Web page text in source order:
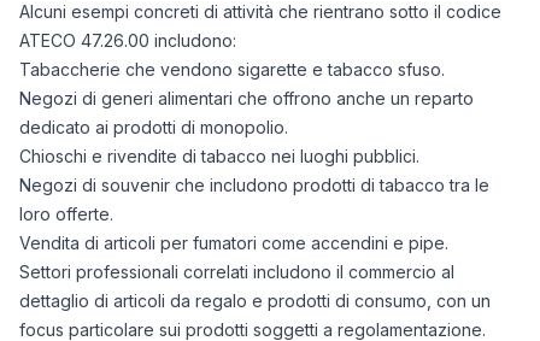
Alcuni esempi concreti di attività che rientrano sotto il codice
ATECO 47.26.00 includono:
Tabaccherie che vendono sigarette e tabacco sfuso.
Negozi di generi alimentari che offrono anche un reparto
dedicato ai prodotti di monopolio.
Chioschi e rivendite di tabacco nei luoghi pubblici.
Negozi di souvenir che includono prodotti di tabacco tra le
loro offerte.
Vendita di articoli per fumatori come accendini e pipe.
Settori professionali correlati includono il commercio al
dettaglio di articoli da regalo e prodotti di consumo, con un
focus particolare sui prodotti soggetti a regolamentazione.